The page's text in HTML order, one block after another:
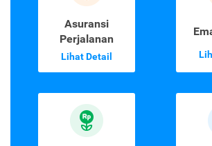
Asuransi
Perjalanan
Lihat Detail